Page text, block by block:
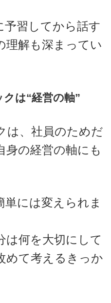
予習してから話す
理解も深まってい
は“経営の軸”
は、社員のためだ
身の経営の軸にも
単には変えられま
は何を大切にして
めて考えるきっか